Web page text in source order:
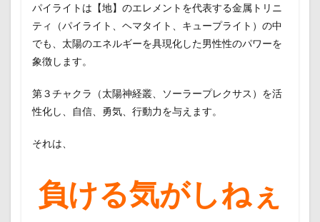
パイライトは【地】のエレメントを代表する金属トリニ
ティ（パイライト、ヘマタイト、キュープライト）の中
でも、太陽のエネルギーを具現化した男性性のパワーを
象徴します。
第３チャクラ（太陽神経叢、ソーラープレクサス）を活
性化し、自信、勇気、行動力を与えます。
それは、
負ける気がしねぇ